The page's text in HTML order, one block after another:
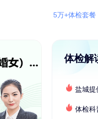
6
7
5万+体检套
体检解
盐城提供肠胃疾病
体检科